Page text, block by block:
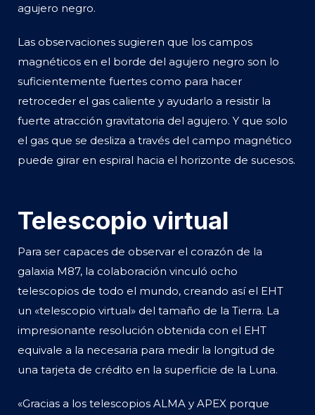
agujero negro.
Las observaciones sugieren que los campos
magnéticos en el borde del agujero negro son lo
suficientemente fuertes como para hacer
retroceder el gas caliente y ayudarlo a resistir la
fuerte atracción gravitatoria del agujero. Y que solo
el gas que se desliza a través del campo magnético
puede girar en espiral hacia el horizonte de sucesos.
Telescopio virtual
Para ser capaces de observar el corazón de la
galaxia M87, la colaboración vinculó ocho
telescopios de todo el mundo, creando así el EHT
un «telescopio virtual» del tamaño de la Tierra. La
impresionante resolución obtenida con el EHT
equivale a la necesaria para medir la longitud de
una tarjeta de crédito en la superficie de la Luna.
«Gracias a los telescopios ALMA y APEX porque